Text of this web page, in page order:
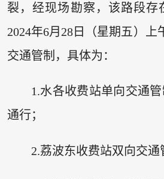
裂，经现场勘察，该路段存
2024年6月28日（星期五）上
交通管制，具体为：
1.水各收费站单向交通
通行；
2.荔波东收费站双向交通